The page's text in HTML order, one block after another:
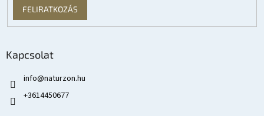
FELIRATKOZÁS
Kapcsolat
info@naturzon.hu
+3614450677